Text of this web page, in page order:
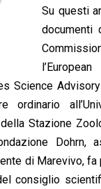
Su questi
documenti
Science
ordinario
Stazione
Dohrn,
di Marevivo,
consiglio